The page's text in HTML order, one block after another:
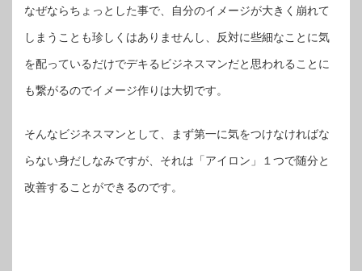
なぜならちょっとした事で、自分のイメージが大きく崩れて
しまうことも珍しくはありませんし、反対に些細なことに気
を配っているだけでデキるビジネスマンだと思われることに
も繋がるのでイメージ作りは大切です。
そんなビジネスマンとして、まず第一に気をつけなければな
らない身だしなみですが、それは「アイロン」１つで随分と
改善することができるのです。